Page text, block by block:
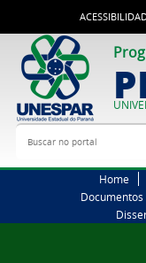
Buscar no portal
Home
Documentos